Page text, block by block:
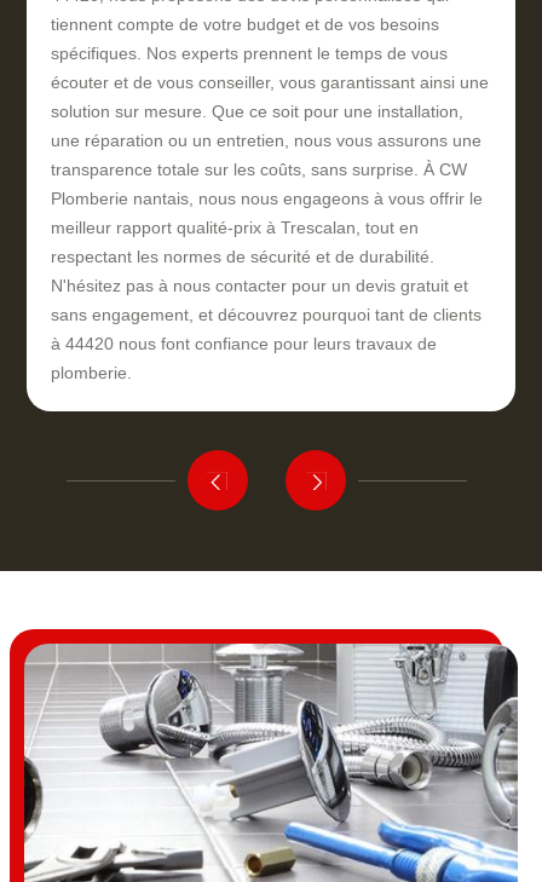
tiennent compte de votre budget et de vos besoins
spécifiques. Nos experts prennent le temps de vous
écouter et de vous conseiller, vous garantissant ainsi une
solution sur mesure. Que ce soit pour une installation,
une réparation ou un entretien, nous vous assurons une
transparence totale sur les coûts, sans surprise. À CW
Plomberie nantais, nous nous engageons à vous offrir le
meilleur rapport qualité-prix à Trescalan, tout en
respectant les normes de sécurité et de durabilité.
N'hésitez pas à nous contacter pour un devis gratuit et
sans engagement, et découvrez pourquoi tant de clients
à 44420 nous font confiance pour leurs travaux de
plomberie.